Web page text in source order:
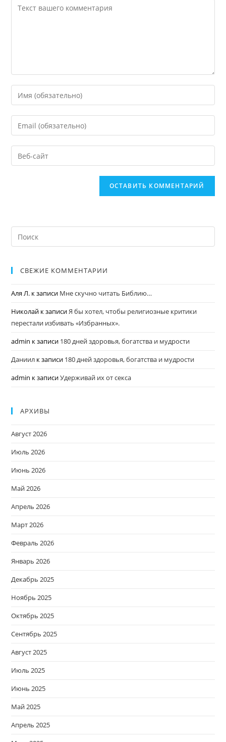
СВЕЖИЕ КОММЕНТАРИИ
Аля Л. к записи Мне скучно читать Библию…
Николай к записиЯ бы хотел, чтобы религиозные критики
перестали избивать «Избранных».
admin к записи 180 дней здоровья, богатства и мудрости
Даниил к записи 180 дней здоровья, богатства и мудрости
admin к записиУдерживай их от секса
АРХИВЫ
Август 2026
Июль 2026
Июнь 2026
Май 2026
Апрель 2026
Март 2026
Февраль 2026
Январь 2026
Декабрь 2025
Ноябрь 2025
Октябрь 2025
Сентябрь 2025
Август 2025
Июль 2025
Июнь 2025
Май 2025
Апрель 2025